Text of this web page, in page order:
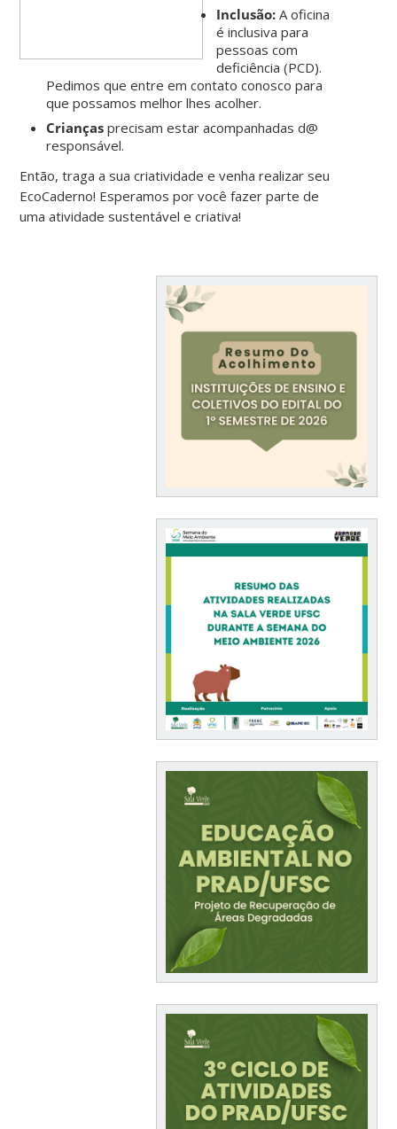
Inclusão: A oficina
é inclusiva para
pessoas com
deficiência (PCD).
Pedimos que entre em contato conosco para
que possamos melhor lhes acolher.
Crianças precisam estar acompanhadas d@
responsável.
Então, traga a sua criatividade e venha realizar seu
EcoCaderno! Esperamos por você fazer parte de
uma atividade sustentável e criativa!